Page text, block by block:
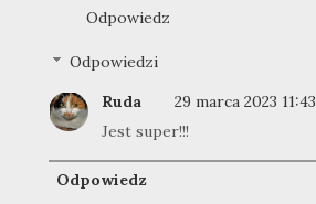
Odpowiedz
Odpowiedzi
Ruda
29 marca 2023 11:43
Jest super!!!
Odpowiedz